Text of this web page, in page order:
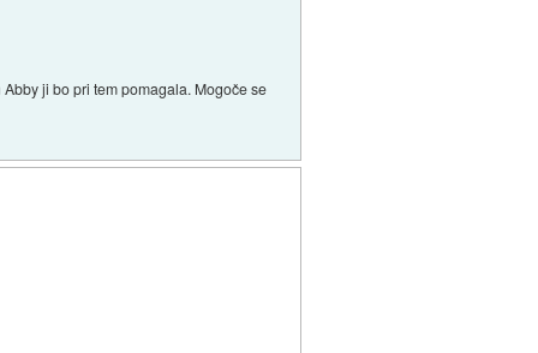
ji bo pri tem pomagala. Mogoče se